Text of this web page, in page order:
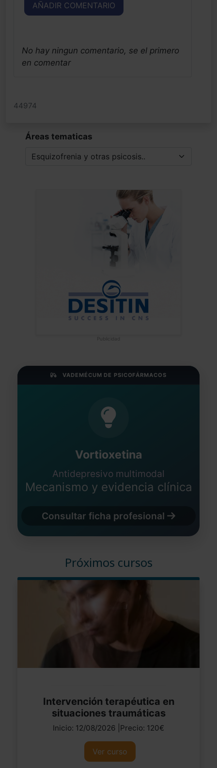
AÑADIR COMENTARIO
No hay ningun comentario, se el primero
en comentar
44974
Áreas tematicas
Publicidad
VADEMÉCUM DE PSICOFÁRMACOS
Vortioxetina
Antidepresivo multimodal
Mecanismo y evidencia clínica
Consultar ficha profesional
Próximos cursos
Intervención terapéutica en
situaciones traumáticas
Inicio: 12/08/2026 |Precio: 120€
Ver curso